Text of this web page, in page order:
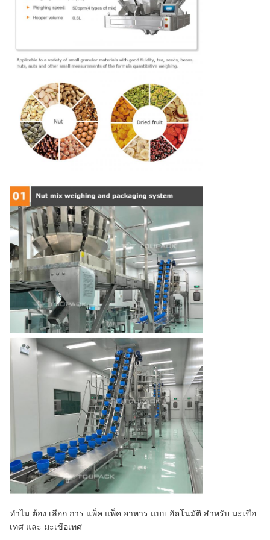
ทําไม ต้อง เลือก การ แพ็ค แพ็ค อาหาร แบบ อัตโนมัติ สําหรับ มะเขือ
เทศ และ มะเขือเทศ